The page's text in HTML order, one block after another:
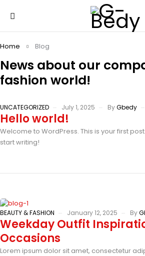
Home Blog
News about our
fashion world!
UNCATEGORIZED July 1, 2025 ByGbedy
Hello world!
Welcome to WordPress. This is your first
start writing!
BEAUTY & FASHION January 12, 2025 By
Weekday Outfit
Occasions
Lorem ipsum dolor sit amet, consectetur